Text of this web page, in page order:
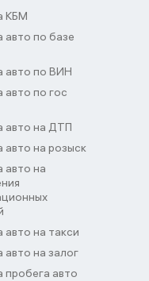
КБМ
авто по базе
авто по ВИН
авто по гос
авто на ДТП
авто на розыск
авто на
авто на такси
авто на залог
пробега авто